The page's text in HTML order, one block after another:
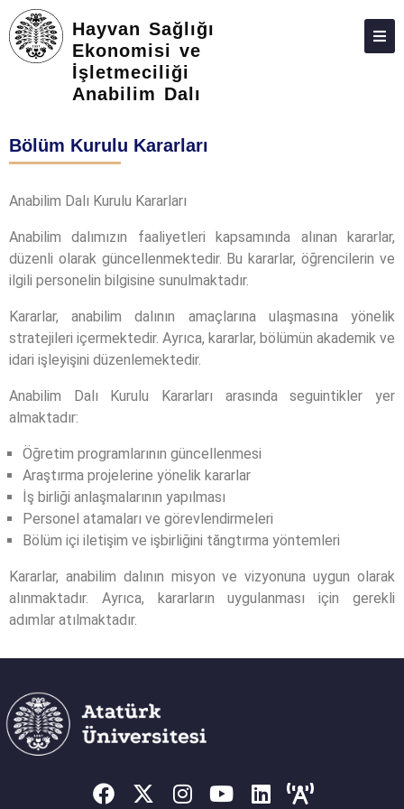
Hayvan Sağlığı
Ekonomisi ve
İşletmeciliği
Anabilim Dalı
HAKKIMIZDA
LISANSÜSTÜ
ADAY ÖĞRENCILER
Bölüm Kurulu Kararları
Anabilim Dalı Kurulu Kararları
Anabilim dalımızın faaliyetleri kapsamında alınan kararlar,
düzenli olarak güncellenmektedir. Bu kararlar, öğrencilerin ve
ilgili personelin bilgisine sunulmaktadır.
Kararlar, anabilim dalının amaçlarına ulaşmasına yönelik
stratejileri içermektedir. Ayrıca, kararlar, bölümün akademik ve
idari işleyişini düzenlemektedir.
Anabilim Dalı Kurulu Kararları arasında seguintikler yer
almaktadır:
Öğretim programlarının güncellenmesi
Araştırma projelerine yönelik kararlar
İş birliği anlaşmalarının yapılması
Personel atamaları ve görevlendirmeleri
Bölüm içi iletişim ve işbirliğini tăngtırma yöntemleri
Kararlar, anabilim dalının misyon ve vizyonuna uygun olarak
alınmaktadır. Ayrıca, kararların uygulanması için gerekli
adımlar atılmaktadır.